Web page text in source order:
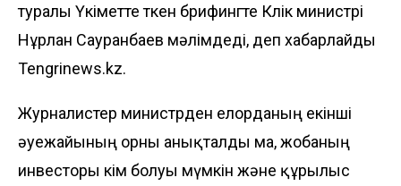
туралы Үкіметте өткен брифингте Көлік министрі
Нұрлан Сауранбаев мәлімдеді, деп хабарлайды
Tengrinews.kz.
Журналистер министрден елорданың екінші
әуежайының орны анықталды ма, жобаның
инвесторы кім болуы мүмкін және құрылыс